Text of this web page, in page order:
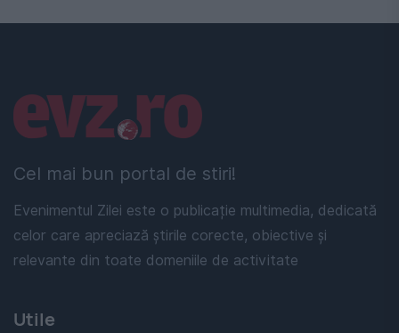
Cel mai bun portal de stiri!
Evenimentul Zilei este o publicație multimedia, dedicată
celor care apreciază știrile corecte, obiective și
relevante din toate domeniile de activitate
Linkuri utile
Utile